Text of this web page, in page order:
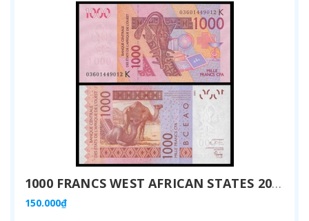
1000 FRANCS WEST AFRICAN STATES 2012
150.000₫